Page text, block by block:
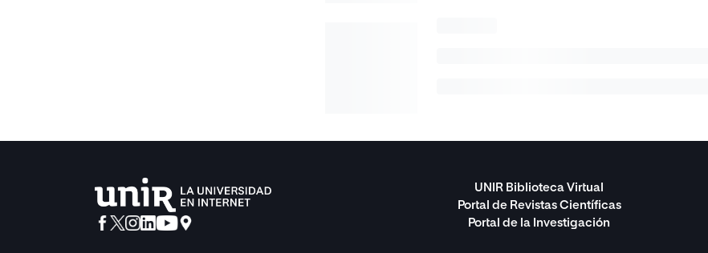
UNIR Biblioteca Virtual
Portal de Revistas Científicas
Portal de la Investigación